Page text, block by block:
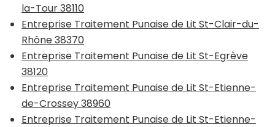
la-Tour 38110
Entreprise Traitement Punaise de Lit St-Clair-du-
Rhône 38370
Entreprise Traitement Punaise de Lit St-Egrève
38120
Entreprise Traitement Punaise de Lit St-Etienne-
de-Crossey 38960
Entreprise Traitement Punaise de Lit St-Etienne-